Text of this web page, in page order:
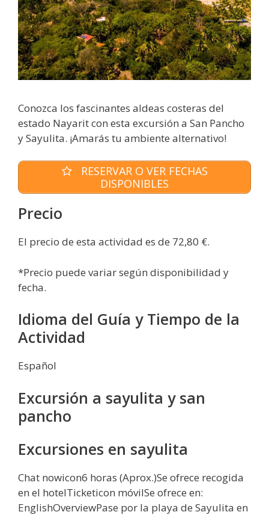
Conozca los fascinantes aldeas costeras del
estado Nayarit con esta excursión a San Pancho
y Sayulita. ¡Amarás tu ambiente alternativo!
RESERVAR O VER FECHAS
DISPONIBLES
Precio
El precio de esta actividad es de 72,80 €.
*Precio puede variar según disponibilidad y
fecha.
Idioma del Guía y Tiempo de la
Actividad
Español
Excursión a sayulita y san
pancho
Excursiones en sayulita
Chat nowicon6 horas (Aprox.)Se ofrece recogida
en el hotelTicketicon móvilSe ofrece en:
EnglishOverviewPase por la playa de Sayulita en